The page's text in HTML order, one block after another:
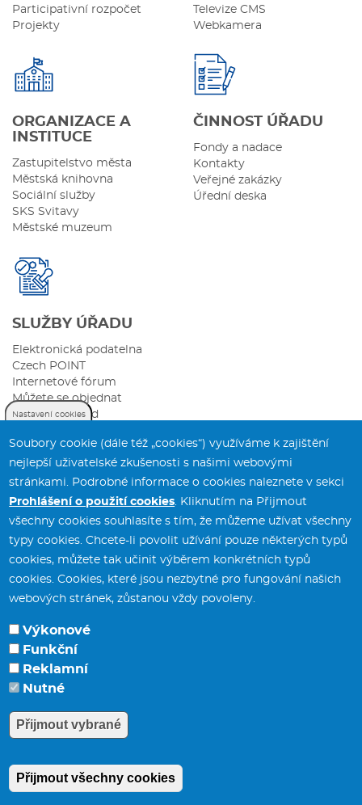
Participativní rozpočet
Projekty
Televize CMS
Webkamera
ORGANIZACE A
INSTITUCE
Zastupitelstvo města
Městská knihovna
Sociální služby
SKS Svitavy
Městské muzeum
ČINNOST ÚŘADU
Fondy a nadace
Kontakty
Veřejné zakázky
Úřední deska
SLUŽBY ÚŘADU
Elektronická podatelna
Czech POINT
Internetové fórum
Můžete se objednat
Sazebník úhrad
Městský úřad Svitavy
T. G. Masaryka 5/35
568 02 Svitavy
tel.: 461 550 211
fax:461 532 141
e-mail: posta[at]
Prohlášení o přístupnosti|Mapa webu
Nastavení cookies
Soubory cookie (dále též „cookies“) využíváme k zajištění
nejlepší uživatelské zkušenosti s našimi webovými
stránkami. Podrobné informace o cookies naleznete v sekci
Prohlášení o použití cookies. Kliknutím na Přijmout
všechny cookies souhlasíte s tím, že můžeme užívat všechny
typy cookies. Chcete-li povolit užívání pouze některých typů
cookies, můžete tak učinit výběrem konkrétních typů
cookies. Cookies, které jsou nezbytné pro fungování našich
webových stránek, zůstanou vždy povoleny.
Výkonové
Funkční
Reklamní
Nutné
Přijmout vybrané
Přijmout všechny cookies